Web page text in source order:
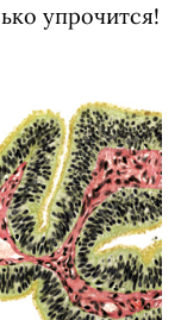
упрочится!